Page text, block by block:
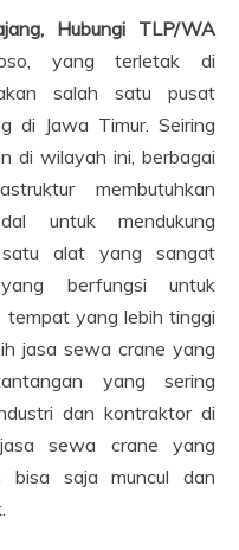
Hubungi TLP/WA
yang terletak di
salah satu pusat
di Jawa Timur. Seiring
di wilayah ini, berbagai
membutuhkan
untuk mendukung
satu alat yang sangat
berfungsi untuk
tempat yang lebih tinggi
jasa sewa crane yang
yang sering
dan kontraktor di
sewa crane yang
bisa saja muncul dan